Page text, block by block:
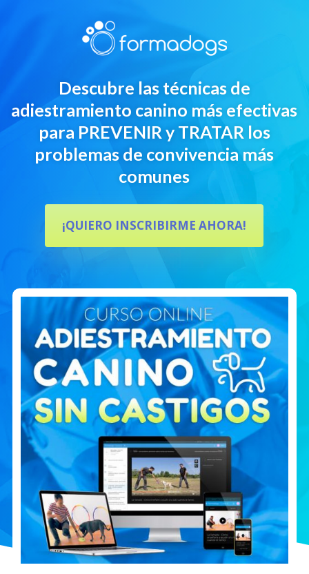
Descubre las técnicas de
adiestramiento canino más efectivas
para PREVENIR y TRATAR los
problemas de convivencia más
comunes
¡QUIERO INSCRIBIRME AHORA!